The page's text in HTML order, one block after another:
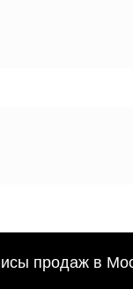
продаж в